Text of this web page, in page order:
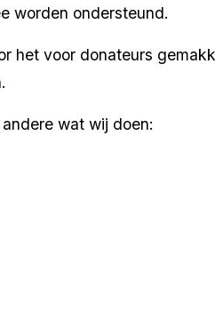
worden ondersteund.
het voor donateurs
wat wij doen: